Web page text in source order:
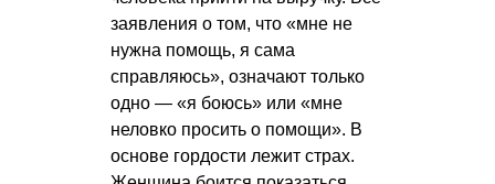
заявления о том, что «мне не
нужна помощь, я сама
справляюсь», означают только
одно — «я боюсь» или «мне
неловко просить о помощи». В
основе гордости лежит страх.